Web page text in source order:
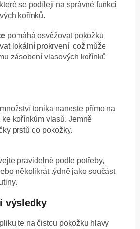
se podílejí na správné funkci
kořínků.
pomáhá osvěžovat pokožku
lokální prokrvení, což může
zásobení vlasových kořínků
tonika naneste přímo na
kořínkům vlasů. Jemně
prstů do pokožky.
pravidelně podle potřeby,
několikrát týdně jako součást
výsledky
na čistou pokožku hlavy